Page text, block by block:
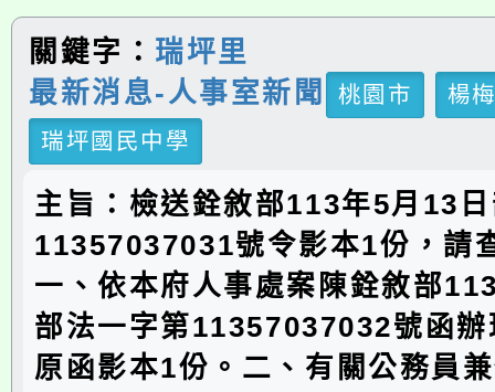
關鍵字： 瑞坪里
最新消息-人事室新聞
桃園市
楊
瑞坪國民中學
主旨：檢送銓敘部113年5月13
11357037031號令影本1份，請
一、依本府人事處案陳銓敘部
部法一字第11357037032號函
原函影本1份。二、有關公務員